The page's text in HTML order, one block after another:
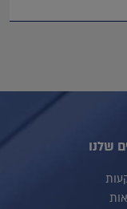
שלנו